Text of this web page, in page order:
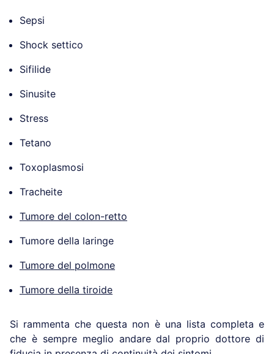
Sepsi
Shock settico
Sifilide
Sinusite
Stress
Tetano
Toxoplasmosi
Tracheite
Tumore del colon-retto
Tumore della laringe
Tumore del polmone
Tumore della tiroide
Si rammenta che questa non è una lista completa e
che è sempre meglio andare dal proprio dottore di